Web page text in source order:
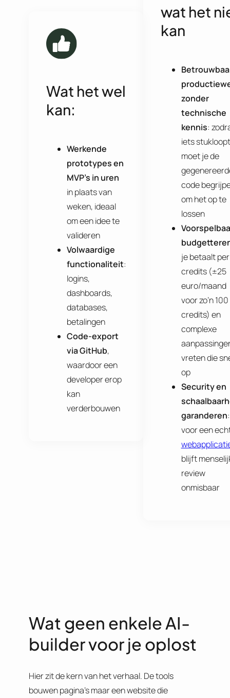
Wat het wel
kan:
Werkende
prototypes en
MVP’s in uren
in plaats van
weken, ideaal
om een idee te
valideren
Volwaardige
functionaliteit:
logins,
dashboards,
databases,
betalingen
Code-export
via GitHub,
waardoor een
developer erop
kan
verderbouwen
wat het
kan
zonder
technische
kennis:
iets
moet je de
code
om het op te
lossen
je betaalt per
credits (±25
euro/maand
voor zo’n 100
credits) en
complexe
vreten die
op
Security en
garanderen:
voor een
blijft
review
onmisbaar
Wat geen enkele AI-
builder voor je oplost
Hier zit de kern van het verhaal. De tools
bouwen pagina’s maar een website die